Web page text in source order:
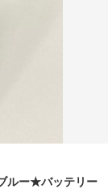
ルー★バッテリー